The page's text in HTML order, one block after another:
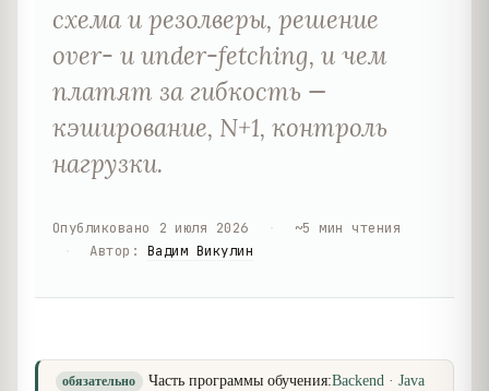
схема и резолверы, решение
over- и under-fetching, и чем
платят за гибкость —
кэширование, N+1, контроль
нагрузки.
Опубликовано 2 июля 2026 ~5 мин чтения
Автор : Вадим Викулин
обязательно Часть программы обучения:Backend · Java